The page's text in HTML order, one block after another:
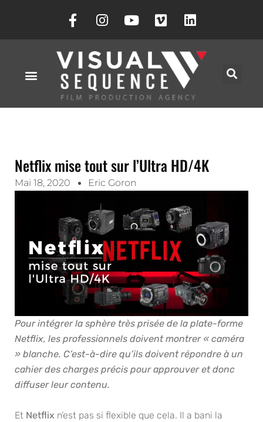
Netflix mise tout sur l’Ultra HD/4K
Mai 18, 2020 Eric Goron
Pour intégrer la sphère très prisée de la plate-forme
Netflix, les professionnels doivent montrer « caméra
» blanche. C’est-à-dire qu’ils doivent répondre à un
cahier des charges précis pour approuver et donc
diffuser leur contenu.
Et Netflix n’est pas si flexible que cela. Il a bani la